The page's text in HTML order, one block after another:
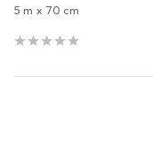
5 m x 70 cm